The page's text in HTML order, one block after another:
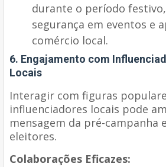
durante o período
segurança em eventos e
comércio local.
6. Engajamento com
Locais
Interagir com figuras
influenciadores locais pode
mensagem da pré-campanha
eleitores.
Colaborações Eficazes: